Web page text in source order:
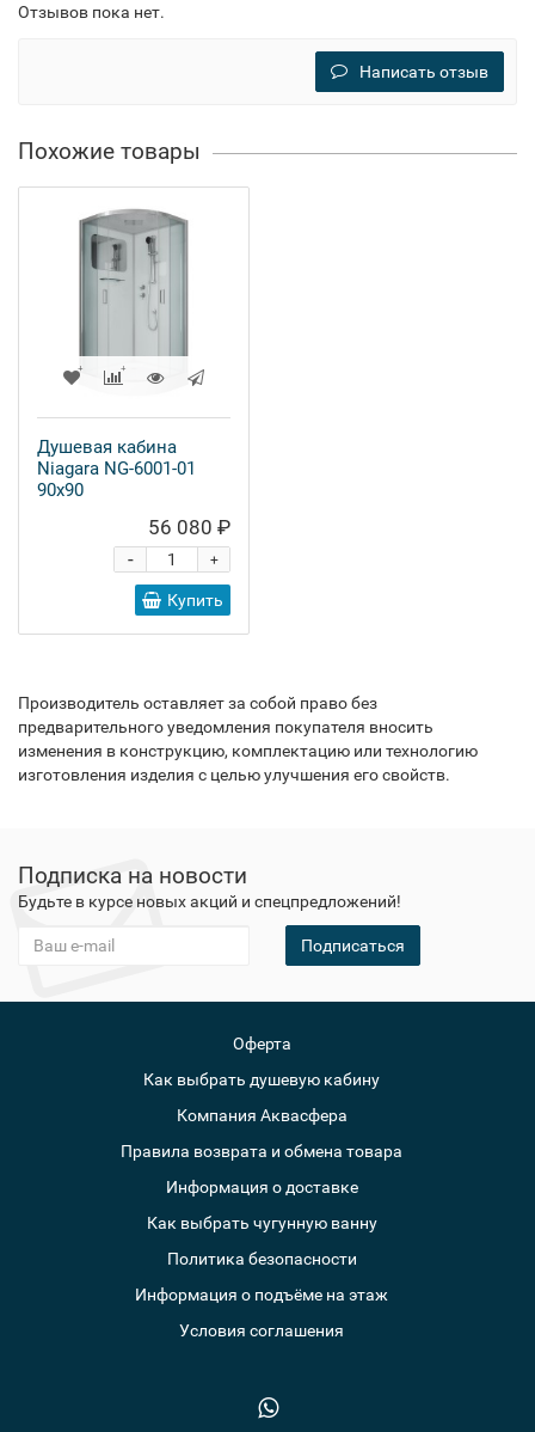
Отзывов пока нет.
Написать отзыв
Похожие товары
Душевая кабина
Niagara NG-6001-01
90x90
56 080 ₽
+
-
Купить
Производитель оставляет за собой право без
предварительного уведомления покупателя вносить
изменения в конструкцию, комплектацию или технологию
изготовления изделия с целью улучшения его свойств.
Подписка на новости
Будьте в курсе новых акций и спецпредложений!
Подписаться
Оферта
Как выбрать душевую кабину
Компания Аквасфера
Правила возврата и обмена товара
Информация о доставке
Как выбрать чугунную ванну
Политика безопасности
Информация о подъёме на этаж
Условия соглашения